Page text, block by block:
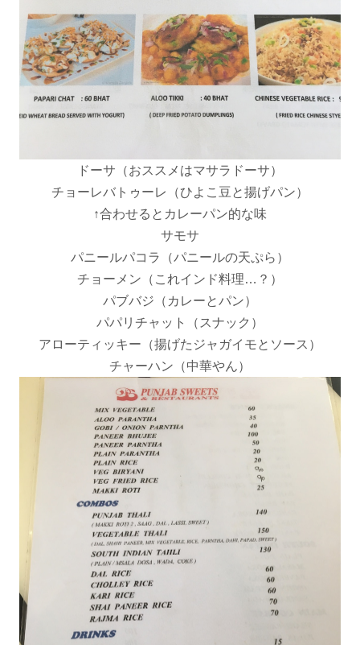
ドーサ（おススメはマサラドーサ）
チョーレバトゥーレ（ひよこ豆と揚げパン）
↑合わせるとカレーパン的な味
サモサ
パニールパコラ（パニールの天ぷら）
チョーメン（これインド料理…？）
パブバジ（カレーとパン）
パパリチャット（スナック）
アローティッキー（揚げたジャガイモとソース）
チャーハン（中華やん）